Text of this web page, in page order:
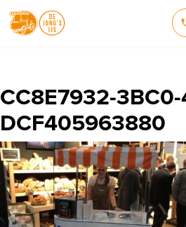
NEDERLANDS
ENGLISH
CC8E7932-
DCF405963880